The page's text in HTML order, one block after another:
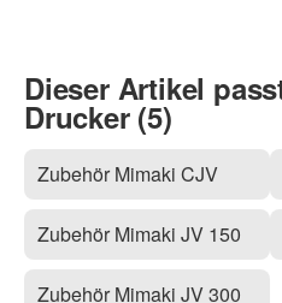
Dieser Artikel
Drucker (5)
Zubehör Mimaki CJV
Zubehör Mimaki JV 150
Zubehör Mimaki JV 300